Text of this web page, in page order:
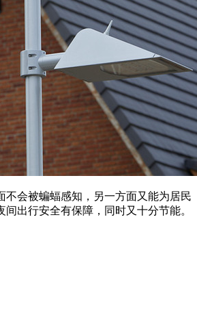
不会被蝙蝠感知，另一方面又能为居民
出行安全有保障，同时又十分节能。